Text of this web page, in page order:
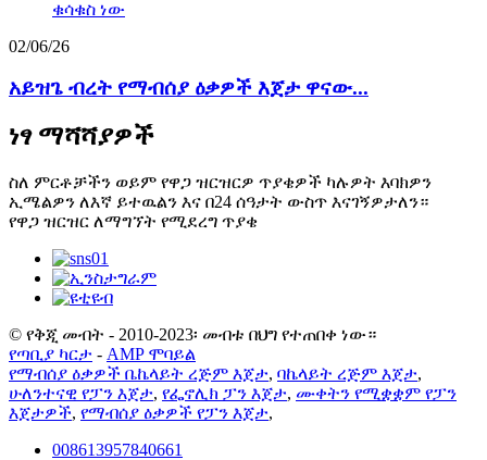
02/06/26
አይዝጌ ብረት የማብሰያ ዕቃዎች እጀታ ዋናው...
ነፃ ማሻሻያዎች
ስለ ምርቶቻችን ወይም የዋጋ ዝርዝርዎ ጥያቄዎች ካሉዎት እባክዎን
ኢሜልዎን ለእኛ ይተዉልን እና በ24 ሰዓታት ውስጥ እናገኝዎታለን።
የዋጋ ዝርዝር ለማግኘት የሚደረግ ጥያቄ
© የቅጂ መብት - 2010-2023፡ መብቱ በህግ የተጠበቀ ነው።
የጣቢያ ካርታ - AMP ሞባይል
የማብሰያ ዕቃዎች ቤኬላይት ረጅም እጀታ, ባኬላይት ረጅም እጀታ,
ሁለንተናዊ የፓን እጀታ, የፌኖሊክ ፓን እጀታ, ሙቀትን የሚቋቋም የፓን
እጀታዎች, የማብሰያ ዕቃዎች የፓን እጀታ,
008613957840661